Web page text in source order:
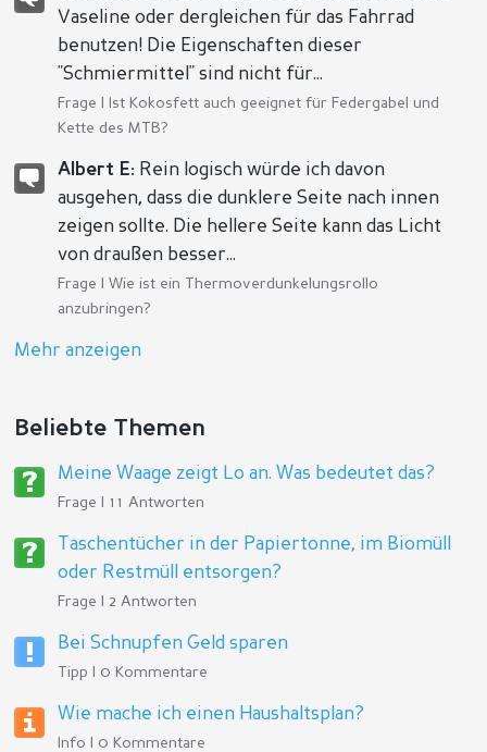
Vaseline oder dergleichen für das Fahrrad
benutzen! Die Eigenschaften dieser
"Schmiermittel" sind nicht für...
Frage |
Ist Kokosfett auch geeignet für Federgabel und
Kette des MTB?
Albert E: Rein logisch würde ich davon
ausgehen, dass die dunklere Seite nach innen
zeigen sollte. Die hellere Seite kann das Licht
von draußen besser...
Frage |Wie ist ein Thermoverdunkelungsrollo
anzubringen?
Mehr anzeigen
Beliebte Themen
Meine Waage zeigt Lo an. Was bedeutet das?
Frage | 11 Antworten
Taschentücher in der Papiertonne, im Biomüll
oder Restmüll entsorgen?
Frage | 2 Antworten
Bei Schnupfen Geld sparen
Tipp | 0 Kommentare
Wie mache ich einen Haushaltsplan?
Info | 0 Kommentare